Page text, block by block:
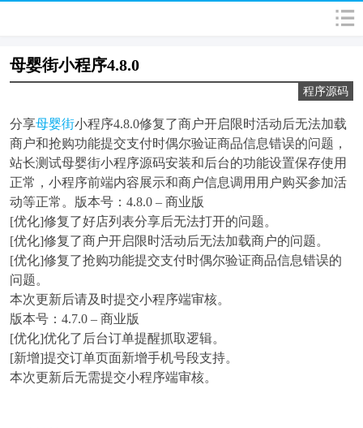
母婴街小程序4.8.0
程序源码
分享母婴街小程序4.8.0修复了商户开启限时活动后无法加载
商户和抢购功能提交支付时偶尔验证商品信息错误的问题，
站长测试母婴街小程序源码安装和后台的功能设置保存使用
正常，小程序前端内容展示和商户信息调用用户购买参加活
动等正常。版本号：4.8.0 – 商业版
[优化]修复了好店列表分享后无法打开的问题。
[优化]修复了商户开启限时活动后无法加载商户的问题。
[优化]修复了抢购功能提交支付时偶尔验证商品信息错误的
问题。
本次更新后请及时提交小程序端审核。
版本号：4.7.0 – 商业版
[优化]优化了后台订单提醒抓取逻辑。
[新增]提交订单页面新增手机号段支持。
本次更新后无需提交小程序端审核。